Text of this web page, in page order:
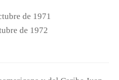
España, 1927 -
poeta hispano-
pequeño conoció el
filosofía y literatura en
con
de 1971
de 1972